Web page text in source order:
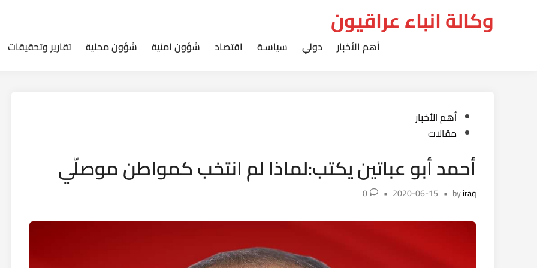
وكالة انباء عراقيون
أهم الأخبار دولي سياسـة اقتصاد شؤون امنية شؤون محلية تقارير وتحقيقات
Posted
in
أهم الأخبار
مقالات
أحمد أبو عباتين يكتب:لماذا لم انتخب كمواطن موصلّي
byiraq
•
2020-06-15
•
0